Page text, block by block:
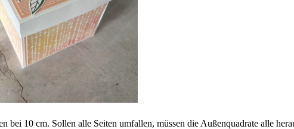
10 cm. Sollen alle Seiten umfallen, müssen die Außenquadrate alle